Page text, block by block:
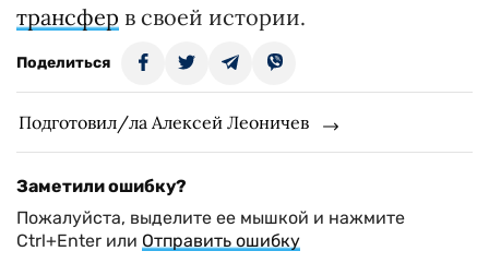
трансфер в своей истории.
Поделиться
Подготовил/ла Алексей Леоничев
Заметили ошибку?
Пожалуйста, выделите ее мышкой и нажмите
Ctrl+Enter или Отправить ошибку